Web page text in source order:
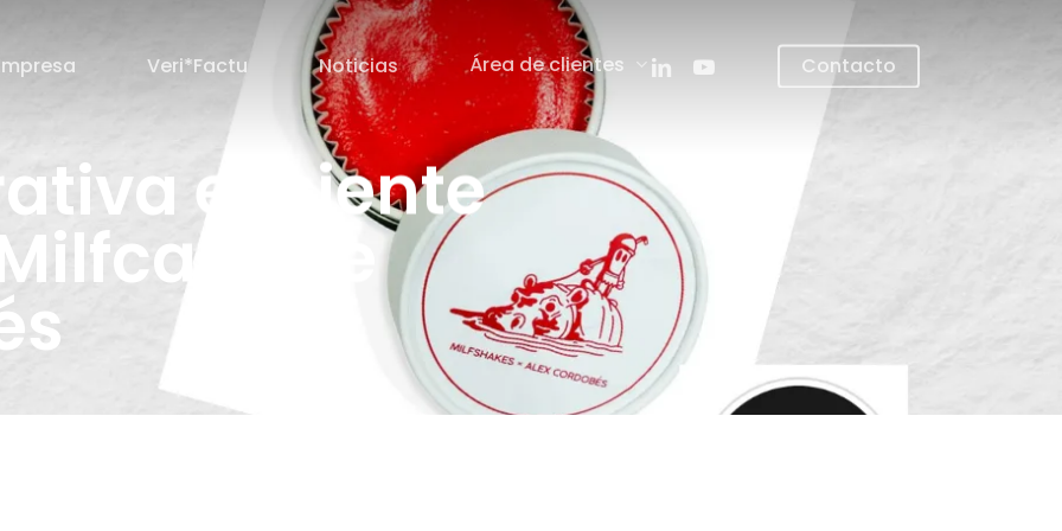
Veri*Factu Noticias Área de clientes linkedinyoutube Contacto
eficiente
de